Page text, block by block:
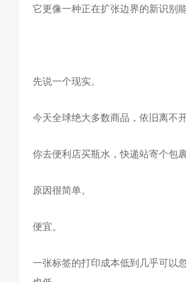
它更像一种正在扩张边界的新识别能
先说一个现实。
今天全球绝大多数商品，依旧离不
你去便利店买瓶水，快递站寄个包
原因很简单。
便宜。
一张标签的打印成本低到几乎可以